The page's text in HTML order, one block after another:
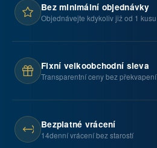
Bez minimální objednávky
Objednávejte kdykoliv již od 1 kusu
Fixní velkoobchodní sleva
Transparentní ceny bez překvapení
Bezplatné vrácení
14denní vrácení bez starostí